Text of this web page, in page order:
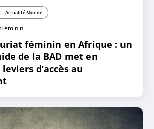
Actualité Monde
féminin en Afrique : un
de la BAD met en
d’accès au